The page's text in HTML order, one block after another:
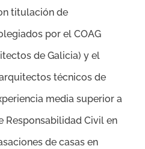
titulación de
por el COAG
de Galicia) y el
técnicos de
media superior a
Responsabilidad Civil en
de casas en